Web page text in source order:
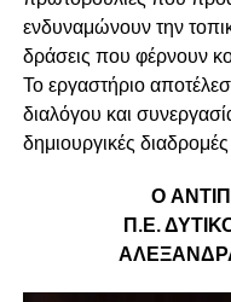
ενδυναμώνουν την
δράσεις που φέρνουν
Το εργαστήριο
διαλόγου και
δημιουργικές
Ο
Π.Ε.